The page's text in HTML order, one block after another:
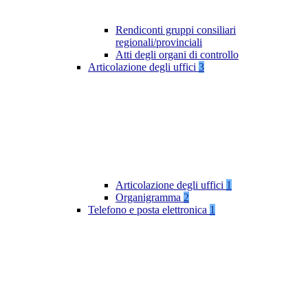
Rendiconti gruppi consiliari
regionali/provinciali
Atti degli organi di controllo
Articolazione degli uffici 3
Articolazione degli uffici 1
Organigramma 2
Telefono e posta elettronica 1